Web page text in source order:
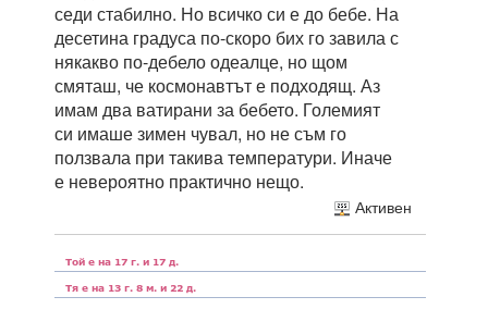
седи стабилно. Но всичко си е до бебе. На
десетина градуса по-скоро бих го завила с
някакво по-дебело одеалце, но щом
смяташ, че космонавтът е подходящ. Аз
имам два ватирани за бебето. Големият
си имаше зимен чувал, но не съм го
ползвала при такива температури. Иначе
е невероятно практично нещо.
Активен